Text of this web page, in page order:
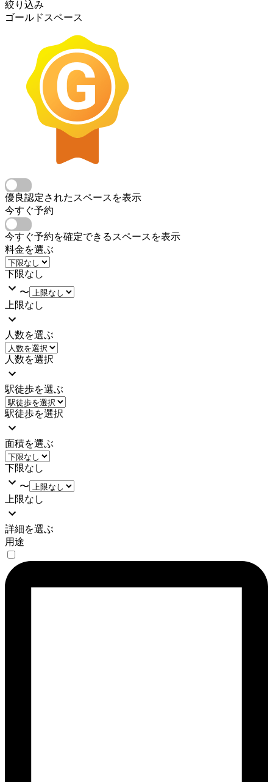
絞り込み
ゴールドスペース
優良認定されたスペースを表示
今すぐ予約
今すぐ予約を確定できるスペースを表示
料金を選ぶ
下限なし
〜
上限なし
人数を選ぶ
人数を選択
駅徒歩を選ぶ
駅徒歩を選択
面積を選ぶ
下限なし
〜
上限なし
詳細を選ぶ
用途